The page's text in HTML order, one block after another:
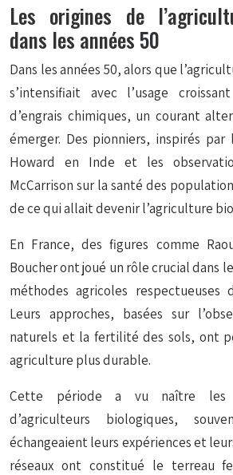
Les origines de
dans les années 50
Dans les années 50, alors que
s’intensifiait avec l’usage
d’engrais chimiques, un courant
émerger. Des pionniers, inspirés par
Howard en Inde et les
McCarrison sur la santé des
de ce qui allait devenir l’agriculture
En France, des figures comme
Boucher ont joué un rôle crucial dans
méthodes agricoles respectueuses
Leurs approches, basées sur
naturels et la fertilité des sols, ont
agriculture plus durable.
Cette période a vu naître les
d’agriculteurs biologiques,
échangeaient leurs expériences et
réseaux ont constitué le terreau